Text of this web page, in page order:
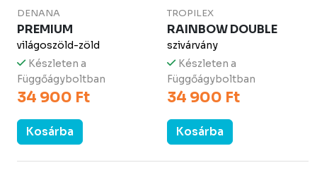
DENANA
PREMIUM
világoszöld-zöld
Készleten a
Függőágyboltban
34 900 Ft
Kosárba
TROPILEX
RAINBOW DOUBLE
szivárvány
Készleten a
Függőágyboltban
34 900 Ft
Kosárba